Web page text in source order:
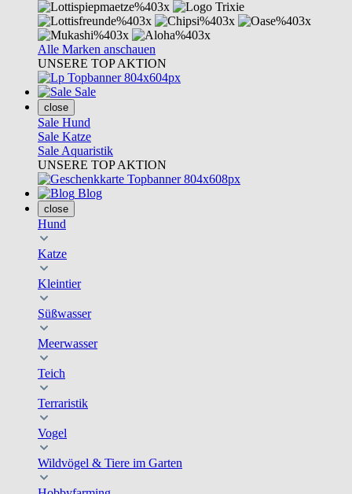
Alle Marken anschauen
UNSERE TOP AKTION
Sale
close
Sale Hund
Sale Katze
Sale Aquaristik
UNSERE TOP AKTION
Blog
close
Hund
Katze
Kleintier
Süßwasser
Meerwasser
Teich
Terraristik
Vogel
Wildvögel & Tiere im Garten